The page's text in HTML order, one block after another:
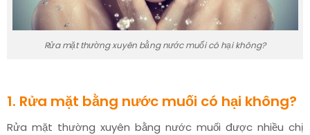
Rửa mặt thường xuyên bằng nước muối có hại không?
1. Rửa mặt bằng nước muối có hại không?
Rửa mặt thường xuyên bằng nước muối được nhiều chị